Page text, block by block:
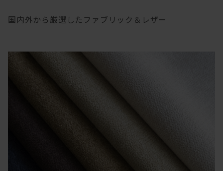
国内外から厳選したファブリック＆レザー